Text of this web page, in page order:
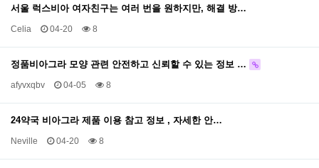
서울 럭스비아 여자친구는 여러 번을 원하지만, 해결 방…
Celia 04-20 8
정품비아그라 모양 관련 안전하고 신뢰할 수 있는 정보 …
afyvxqbv 04-05 8
24약국 비아그라 제품 이용 참고 정보 , 자세한 안…
Neville 04-20 8